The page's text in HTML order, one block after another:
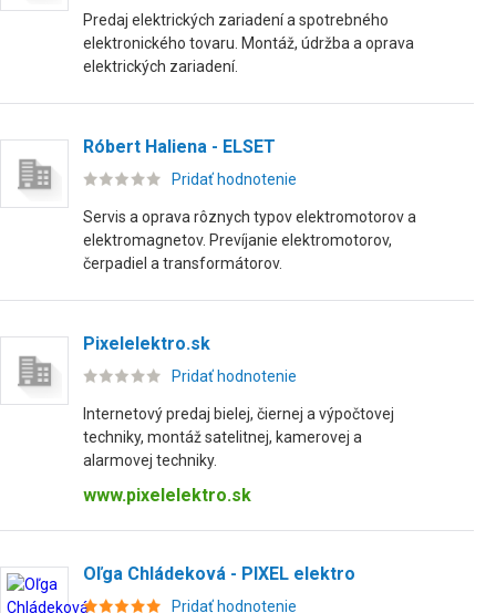
Predaj elektrických zariadení a spotrebného
elektronického tovaru. Montáž, údržba a oprava
elektrických zariadení.
Róbert Haliena - ELSET
Pridať hodnotenie
Servis a oprava rôznych typov elektromotorov a
elektromagnetov. Prevíjanie elektromotorov,
čerpadiel a transformátorov.
Pixelelektro.sk
Pridať hodnotenie
Internetový predaj bielej, čiernej a výpočtovej
techniky, montáž satelitnej, kamerovej a
alarmovej techniky.
www.pixelelektro.sk
Oľga Chládeková - PIXEL elektro
Pridať hodnotenie